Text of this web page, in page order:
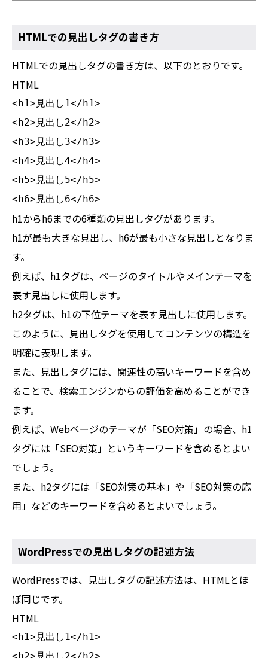
HTMLでの見出しタグの書き方
HTMLでの見出しタグの書き方は、以下のとおりです。
HTML
<h1>見出し1</h1>
<h2>見出し2</h2>
<h3>見出し3</h3>
<h4>見出し4</h4>
<h5>見出し5</h5>
<h6>見出し6</h6>
h1からh6までの6種類の見出しタグがあります。
h1が最も大きな見出し、h6が最も小さな見出しとなりま
す。
例えば、h1タグは、ページのタイトルやメインテーマを
表す見出しに使用します。
h2タグは、h1の下位テーマを表す見出しに使用します。
このように、見出しタグを使用してコンテンツの構造を
明確に表現します。
また、見出しタグには、関連性の高いキーワードを含め
ることで、検索エンジンからの評価を高めることができ
ます。
例えば、Webページのテーマが「SEO対策」の場合、h1
タグには「SEO対策」というキーワードを含めるとよい
でしょう。
また、h2タグには「SEO対策の基本」や「SEO対策の応
用」などのキーワードを含めるとよいでしょう。
WordPressでの見出しタグの記述方法
WordPressでは、見出しタグの記述方法は、HTMLとほ
ぼ同じです。
HTML
<h1>見出し1</h1>
<h2>見出し2</h2>